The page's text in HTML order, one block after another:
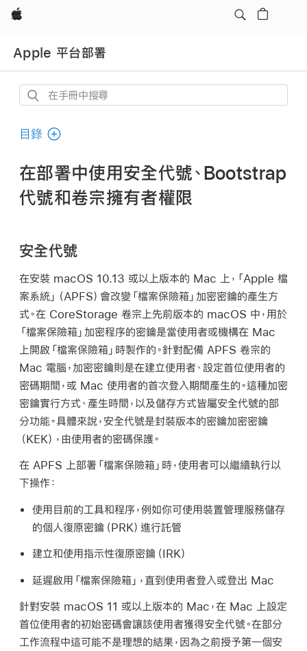
Apple
Apple 平台部署
在
冊
搜
尋
目錄
在部署中使用安全代號、Bootstrap
代號和卷宗擁有者權限
安全代號
在安裝 macOS 10.13 或以上版本的 Mac 上，「Apple 檔
案系統」（APFS）會改變「檔案保險箱」加密密鑰的產生方
式。在 CoreStorage 卷宗上先前版本的 macOS 中，用於
「檔案保險箱」加密程序的密鑰是當使用者或機構在 Mac
上開啟「檔案保險箱」時製作的。針對配備 APFS 卷宗的
Mac 電腦，加密密鑰則是在建立使用者、設定首位使用者的
密碼期間，或 Mac 使用者的首次登入期間產生的。這種加密
密鑰實行方式、產生時間，以及儲存方式皆屬安全代號的部
分功能。具體來說，安全代號是封裝版本的密鑰加密密鑰
（KEK），由使用者的密碼保護。
在 APFS 上部署「檔案保險箱」時，使用者可以繼續執行以
下操作：
使用目前的工具和程序，例如你可使用裝置管理服務儲存
的個人復原密鑰（PRK）進行託管
建立和使用指示性復原密鑰（IRK）
延遲啟用「檔案保險箱」，直到使用者登入或登出 Mac
針對安裝 macOS 11 或以上版本的 Mac，在 Mac 上設定
首位使用者的初始密碼會讓該使用者獲得安全代號。在部分
工作流程中這可能不是理想的結果，因為之前授予第一個安